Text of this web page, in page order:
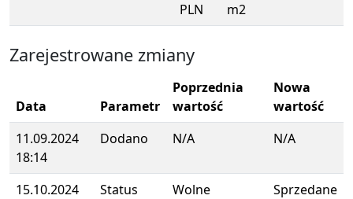
PLN
m2
Zarejestrowane zmiany
Data Parametr
Poprzednia
wartość
Nowa
wartość
11.09.2024
18:14
Dodano N/A N/A
15.10.2024
Status Wolne Sprzedane